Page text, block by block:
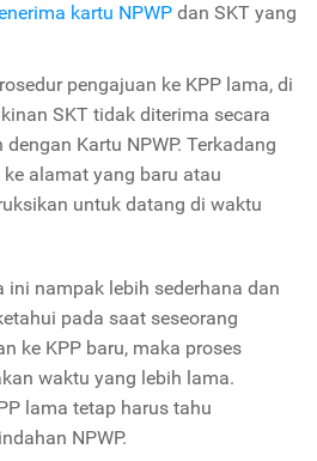
kartu NPWPdan SKT yang
pengajuan ke KPP lama, di
SKT tidak diterima secara
Kartu NPWP. Terkadang
alamat yang baru atau
untuk datang di waktu
ini nampak lebih sederhana dan
pada saat seseorang
ke KPP baru, maka proses
waktu yang lebih lama.
lama tetap harus tahu
NPWP.